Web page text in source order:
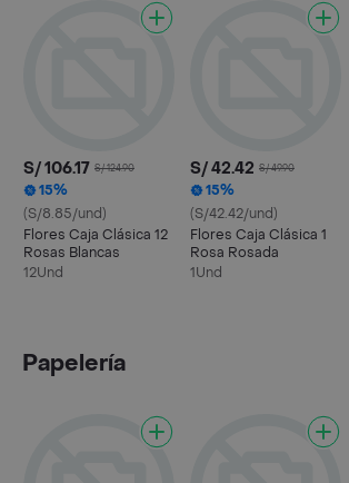
S/ 106.17 S/ 124.90
15%
(S/8.85/und)
Flores Caja Clásica 12
Rosas Blancas
12Und
S/ 42.42 S/ 49.90
15%
(S/42.42/und)
Flores Caja Clásica 1
Rosa Rosada
1Und
Papelería